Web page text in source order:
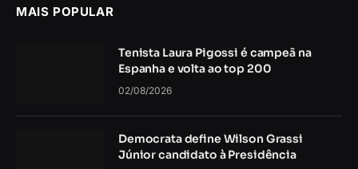
MAIS POPULAR
Tenista Laura Pigossi é campeã na
Espanha e volta ao top 200
02/08/2026
Democrata define Wilson Grassi
Júnior candidato à Presidência